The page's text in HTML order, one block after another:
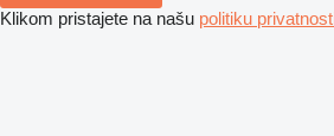
Klikom pristajete na našu politiku